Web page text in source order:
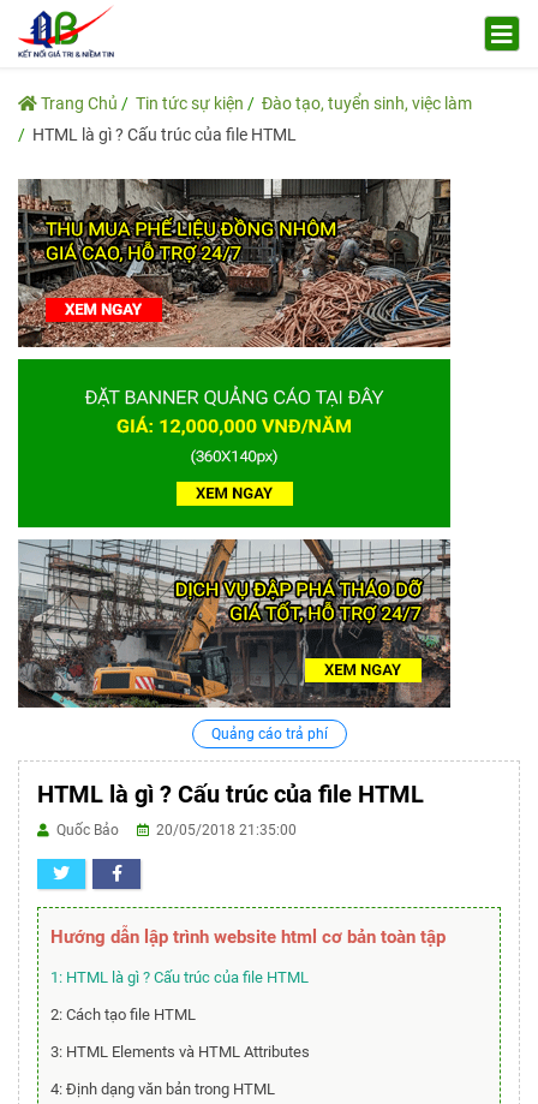
Trang Chủ Tin tức sự kiện
Đào tạo, tuyển sinh, việc làm
HTML là gì ? Cấu trúc của file HTML
Quảng cáo trả phí
HTML là gì ? Cấu trúc của file HTML
Quốc Bảo 20/05/2018 21:35:00
Hướng dẫn lập trình website html cơ bản toàn tập
1: HTML là gì ? Cấu trúc của file HTML
2: Cách tạo file HTML
3: HTML Elements và HTML Attributes
4: Định dạng văn bản trong HTML